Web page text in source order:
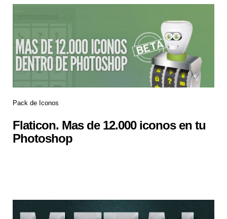
Pack de Iconos
Flaticon. Mas de 12.000 iconos en tu
Photoshop